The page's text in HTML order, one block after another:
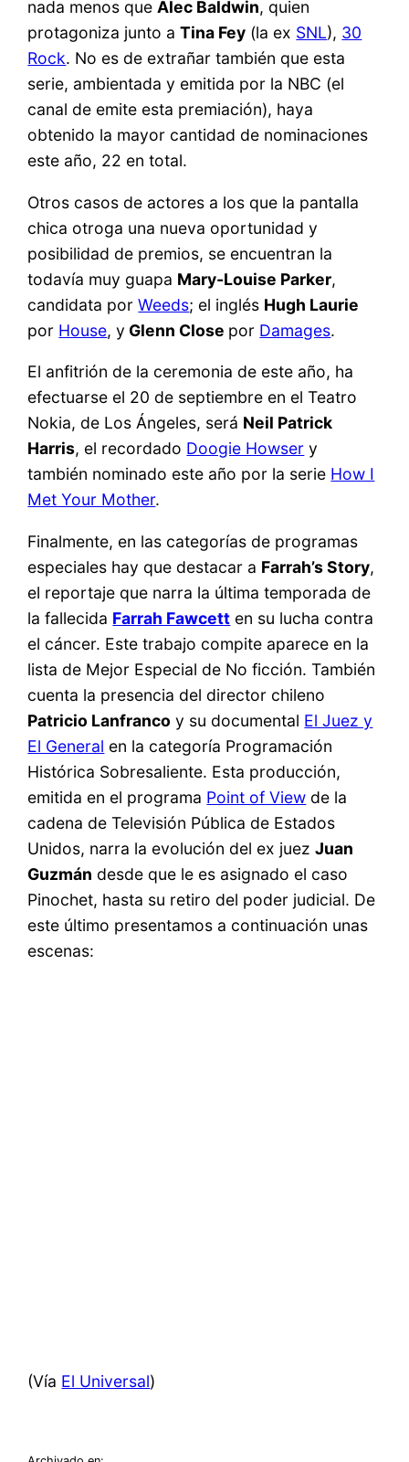
nada menos que Alec Baldwin, quien
protagoniza junto aTina Fey (la ex SNL), 30
Rock. No es de extrañar también que esta
serie, ambientada y emitida por la NBC (el
canal de emite esta premiación), haya
obtenido la mayor cantidad de nominaciones
este año, 22 en total.
Otros casos de actores a los que la pantalla
chica otroga una nueva oportunidad y
posibilidad de premios, se encuentran la
todavía muy guapa Mary-Louise Parker,
candidata porWeeds; el inglés Hugh Laurie
por House, y Glenn Close por Damages.
El anfitrión de la ceremonia de este año, ha
efectuarse el 20 de septiembre en el Teatro
Nokia, de Los Ángeles, será Neil Patrick
Harris, el recordado Doogie Howser y
también nominado este año por la serie How I
Met Your Mother.
Finalmente, en las categorías de programas
especiales hay que destacar a Farrah’s Story,
el reportaje que narra la última temporada de
la fallecida Farrah Fawcett en su lucha contra
el cáncer. Este trabajo compite aparece en la
lista de Mejor Especial de No ficción. También
cuenta la presencia del director chileno
Patricio Lanfranco y su documental El Juez y
El General en la categoría Programación
Histórica Sobresaliente. Esta producción,
emitida en el programa Point of View de la
cadena de Televisión Pública de Estados
Unidos, narra la evolución del ex juezJuan
Guzmán desde que le es asignado el caso
Pinochet, hasta su retiro del poder judicial. De
este último presentamos a continuación unas
escenas:
(Vía El Universal)